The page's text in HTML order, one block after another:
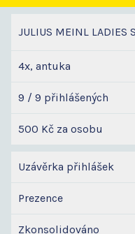
JULIUS MEINL LADIES
4x, antuka
9 / 9 přihlášených
500 Kč za osobu
Uzávěrka přihlášek
Prezence
Zkonsolidováno